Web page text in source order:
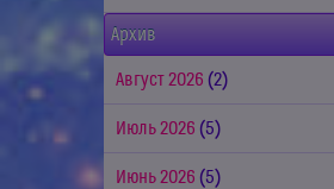
Архив
Август 2026 (2)
Июль 2026 (5)
Июнь 2026 (5)